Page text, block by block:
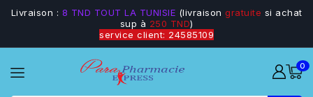
Livraison : 8 TND TOUT LA TUNISIE (livraison gratuite si achat
sup à 250 TND)
service client: 24585109
0